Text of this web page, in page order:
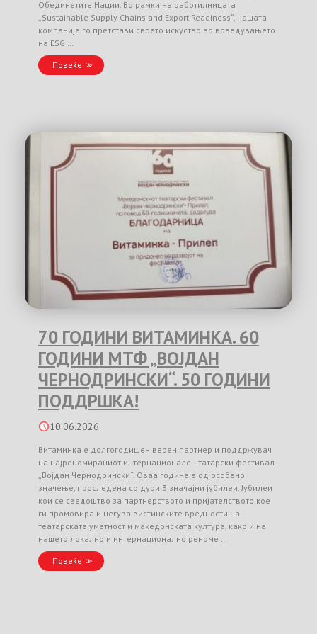
Обединетите Нации. Во рамки на работилницата
„Sustainable Supply Chains and Export Readiness“, нашата
компанија го претстави своето искуство во воведувањето
на ESG …
Повеќе
70 ГОДИНИ ВИТАМИНКА. 60
ГОДИНИ МТФ „ВОЈДАН
ЧЕРНОДРИНСКИ“. 50 ГОДИНИ
ПОДДРШКА!
10.06.2026
Витаминка е долгогодишен верен партнер и поддржувач
на најреномираниот интернационален татарски фестивал
„Војдан Чернодрински“. Оваа година е од особено
значење, проследена со дури 3 значајни јубилеи. Јубилеи
кои се сведоштво за партнерството и пријателството кое
ги промовира и негува вистинските вредности на
театарската уметност и македонската култура, како и на
нашето локално и интернационално реноме …
Повеќе